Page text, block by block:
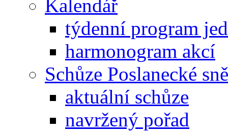
Kalendář
týdenní program
harmonogram akcí
Schůze Poslanecké
aktuální schůze
navržený pořad